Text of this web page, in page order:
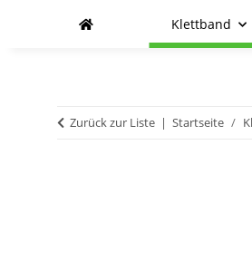
Klettband
Zurück zur Liste Startseite